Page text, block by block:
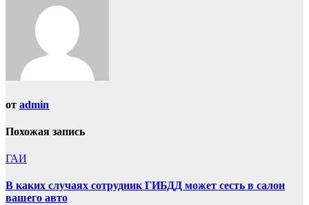
от admin
Похожая запись
ГАИ
В каких случаях сотрудник ГИБДД может сесть в салон
вашего авто